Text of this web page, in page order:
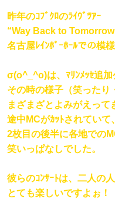
昨年のｺﾌﾞｸﾛのﾗｲｳﾞﾂｱｰ
“Way Back to
名古屋ﾚｲﾝﾎﾞｰﾎｰﾙでの模
σ(o^_^o)は、ﾏﾘﾝﾒｯｾ追加
その時の様子（笑ったり
まざまざとよみがえって
途中MCがｶｯﾄされていて
2枚目の後半に各地での
笑いっぱなしでした。
彼らのｺﾝｻｰﾄは、二人の
とても楽しいですよぉ！